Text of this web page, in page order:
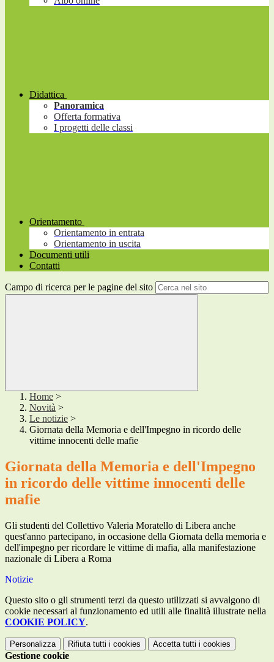
Didattica
Panoramica
Offerta formativa
I progetti delle classi
Orientamento
Orientamento in entrata
Orientamento in uscita
Documenti utili
Contatti
Campo di ricerca per le pagine del sito
Home >
Novità >
Le notizie >
Giornata della Memoria e dell'Impegno in ricordo delle
vittime innocenti delle mafie
Giornata della Memoria e dell'Impegno
in ricordo delle vittime innocenti delle
mafie
Gli studenti del Collettivo Valeria Moratello di Libera anche
quest'anno partecipano, in occasione della Giornata della memoria e
dell'impegno per ricordare le vittime di mafia, alla manifestazione
nazionale di Libera a Roma
Notizie
Questo sito o gli strumenti terzi da questo utilizzati si avvalgono di
cookie necessari al funzionamento ed utili alle finalità illustrate nella
COOKIE POLICY.
Personalizza Rifiuta tutti i cookies Accetta tutti i cookies
Gestione cookie